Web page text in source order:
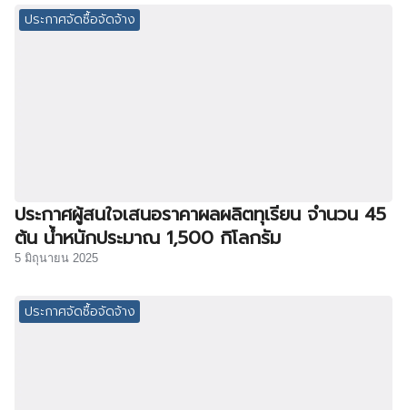
ประกาศจัดซื้อจัดจ้าง
ประกาศผู้สนใจเสนอราคาผลผลิตทุเรียน จำนวน 45
ต้น น้ำหนักประมาณ 1,500 กิโลกรัม
5 มิถุนายน 2025
ประกาศจัดซื้อจัดจ้าง